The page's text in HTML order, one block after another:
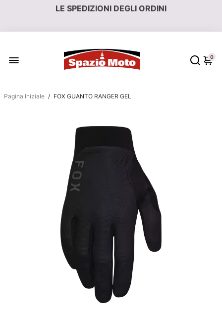
LE SPEDIZIONI DEGLI ORDINI
0
Pagina Iniziale / FOX GUANTO RANGER GEL